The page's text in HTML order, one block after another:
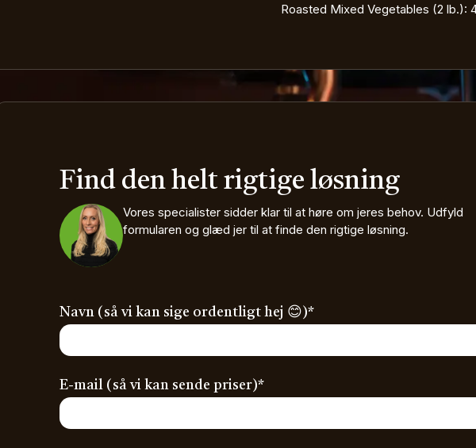
Roasted Mixed Vegetables (2 lb.):
Find den helt rigtige løsning
Vores specialister sidder klar til at høre om jeres behov. Udfyld
formularen og glæd jer til at finde den rigtige løsning.
Navn (så vi kan sige ordentligt hej 😊)*(required)
E-mail (så vi kan sende priser)*(required)